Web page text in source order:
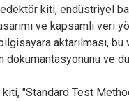
kiti, endüstriyel
ve kapsamlı veri
aktarılması,
dokümantasyonunu ve
"Standard Test